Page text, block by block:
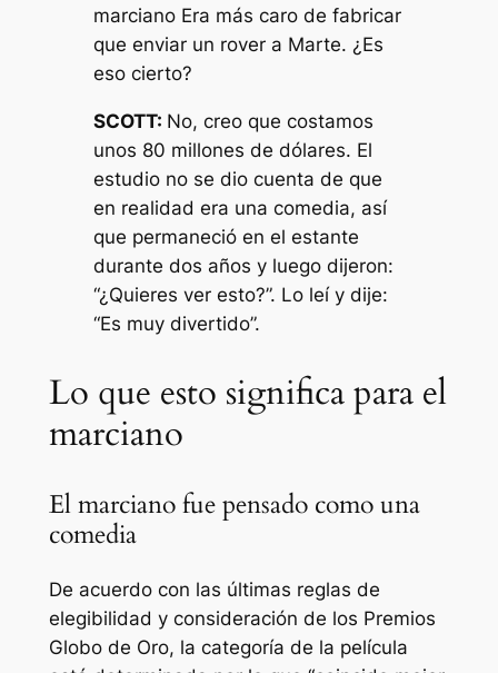
marciano Era más caro de fabricar
que enviar un rover a Marte. ¿Es
eso cierto?
SCOTT: No, creo que costamos
unos 80 millones de dólares. El
estudio no se dio cuenta de que
en realidad era una comedia, así
que permaneció en el estante
durante dos años y luego dijeron:
“¿Quieres ver esto?”. Lo leí y dije:
“Es muy divertido”.
Lo que esto significa para el
marciano
El marciano fue pensado como una
comedia
De acuerdo con las últimas reglas de
elegibilidad y consideración de los Premios
Globo de Oro, la categoría de la película